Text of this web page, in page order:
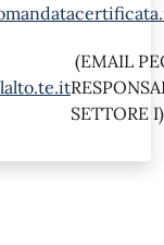
(EMAIL
SETTORE I)